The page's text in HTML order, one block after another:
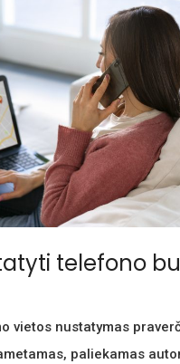
telefono
vietos nustatymas
paliekamas